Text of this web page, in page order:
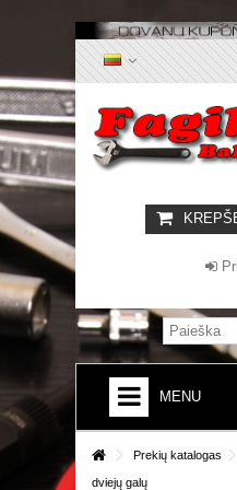
MENU
PREKIŲ KATALOGAS
Prekių katalogas
dviejų galų